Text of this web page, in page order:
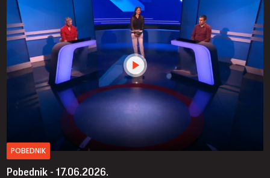
POBEDNIK
Pobednik - 17.06.2026.